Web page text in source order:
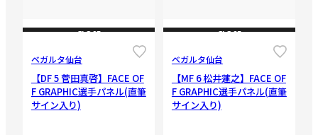
CLOSE
ベガルタ仙台
【DF 5 菅田真啓】FACE OF
F GRAPHIC選手パネル(直筆
サイン入り)
CLOSE
ベガルタ仙台
【MF 6 松井蓮之】FACE OF
F GRAPHIC選手パネル(直筆
サイン入り)